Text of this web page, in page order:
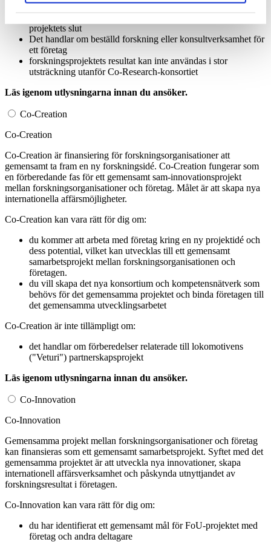
projektets slut
Det handlar om beställd forskning eller konsultverksamhet för
ett företag
forskningsprojektets resultat kan inte användas i stor
utsträckning utanför Co-Research-konsortiet
Läs igenom utlysningarna innan du ansöker.
Co-Creation
Co-Creation
Co-Creation är finansiering för forskningsorganisationer att
gemensamt ta fram en ny forskningsidé. Co-Creation fungerar som
en förberedande fas för ett gemensamt sam-innovationsprojekt
mellan forskningsorganisationer och företag. Målet är att skapa nya
internationella affärsmöjligheter.
Co-Creation kan vara rätt för dig om:
du kommer att arbeta med företag kring en ny projektidé och
dess potential, vilket kan utvecklas till ett gemensamt
samarbetsprojekt mellan forskningsorganisationen och
företagen.
du vill skapa det nya konsortium och kompetensnätverk som
behövs för det gemensamma projektet och binda företagen till
det gemensamma utvecklingsarbetet
Co-Creation är inte tillämpligt om:
det handlar om förberedelser relaterade till lokomotivens
("Veturi") partnerskapsprojekt
Läs igenom utlysningarna innan du ansöker.
Co-Innovation
Co-Innovation
Gemensamma projekt mellan forskningsorganisationer och företag
kan finansieras som ett gemensamt samarbetsprojekt. Syftet med det
gemensamma projektet är att utveckla nya innovationer, skapa
internationell affärsverksamhet och påskynda utnyttjandet av
forskningsresultat i företagen.
Co-Innovation kan vara rätt för dig om:
du har identifierat ett gemensamt mål för FoU-projektet med
företag och andra deltagare